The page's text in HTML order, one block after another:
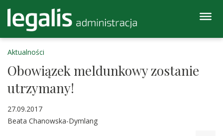
Aktualności
Obowiązek meldunkowy zostanie
utrzymany!
27.09.2017
Beata Chanowska-Dymlang